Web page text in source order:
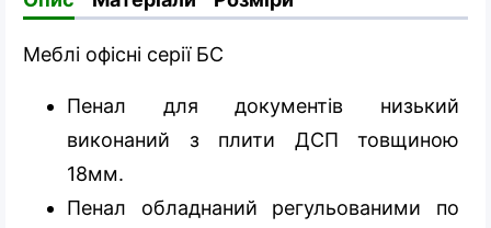
Меблі офісні серії БС
Пенал для документів низький
виконаний з плити ДСП товщиною
18мм.
Пенал обладнаний регульованими по